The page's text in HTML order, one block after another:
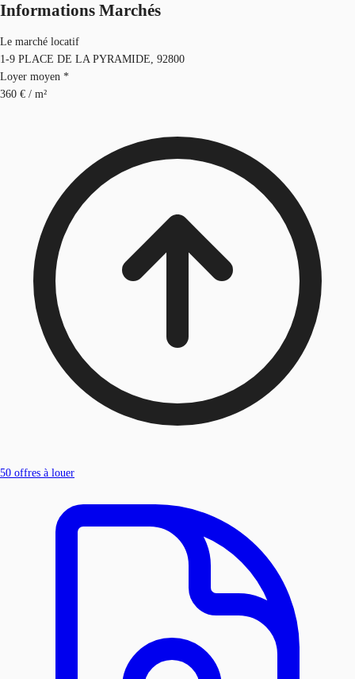
Informations Marchés
Le marché locatif
1-9 PLACE DE LA PYRAMIDE, 92800
Loyer moyen *
360 € / m²
50 offres à louer